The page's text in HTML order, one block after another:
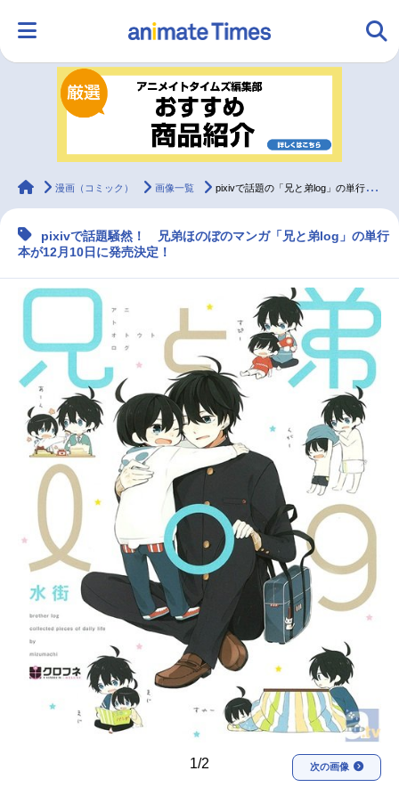
ランキング アニメ
ラジオ みんなの声
マンガ・ラノベ ゲーム・アプリ
トレンド 無料マンガ
最新記事一覧
アニメ記事一覧 声優記事一覧
アニメ映画一覧 実写化映画一覧
今期アニメ曜日別一覧
夏アニメ
秋アニメ 冬アニメ
男性声優/女性声優一覧
FOLLOW US
animateTimes
漫画（コミック） 画像一覧 pixivで話題の「兄と弟log」の単行本が発売決定
pixivで話題騒然！ 兄弟ほのぼのマンガ「兄と弟log」の単行
本が12月10日に発売決定！
1/2 次の画像